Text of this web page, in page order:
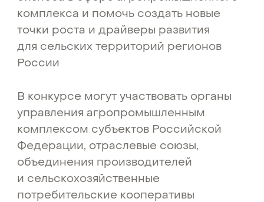
комплекса и помочь создать новые
точки роста и драйверы развития
для сельских территорий регионов
России
В конкурсе могут участвовать органы
управления агропромышленным
комплексом субъектов Российской
Федерации, отраслевые союзы,
объединения производителей
и сельскохозяйственные
потребительские кооперативы